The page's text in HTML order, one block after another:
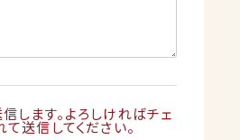
します。よろしければチェ
て送信してください。